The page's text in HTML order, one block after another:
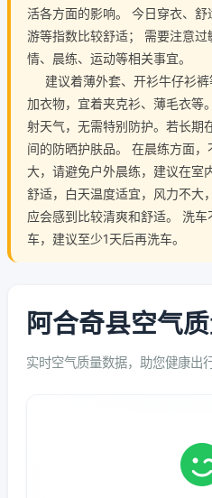
活各方面的影响。 今日穿衣、
游等指数比较舒适； 需要注意
情、晨练、运动等相关事宜。
建议着薄外套、开衫牛仔衫裤
加衣物，宜着夹克衫、薄毛衣等
射天气，无需特别防护。若长期
间的防晒护肤品。 在晨练方面
大，请避免户外晨练，建议在室
舒适，白天温度适宜，风力不大
应会感到比较清爽和舒适。 洗
车，建议至少1天后再洗车。
阿合奇县空气
实时空气质量数据，助您健康出